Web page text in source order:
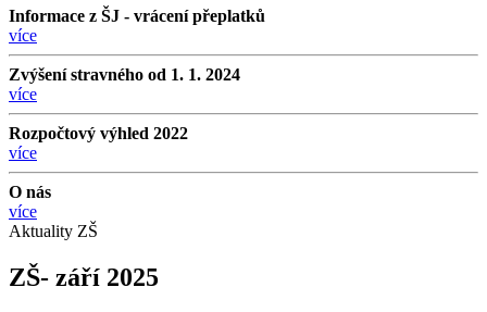
Informace z ŠJ - vrácení přeplatků
více
Zvýšení stravného od 1. 1. 2024
více
Rozpočtový výhled 2022
více
O nás
více
Aktuality ZŠ
ZŠ- září 2025